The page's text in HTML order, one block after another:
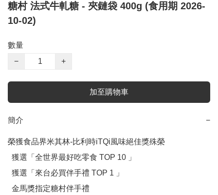
糖村 法式牛軋糖 - 夾鏈袋 400g (食用期 2026-
10-02)
數量
−
+
加至購物車
簡介 −
榮獲食品界米其林-比利時iTQi風味絕佳獎殊榮